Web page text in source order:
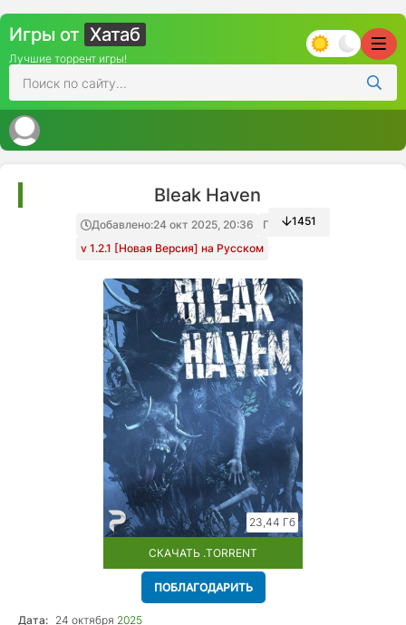
Игры от Хатаб
Лучшие торрент игры!
Bleak Haven
Добавлено:24 окт 2025, 20:36
Папка игры
v 1.2.1 [Новая Версия] на Русском
1451
23,44 Гб
СКАЧАТЬ .TORRENT
ПОБЛАГОДАРИТЬ
Дата: 24 октября 2025